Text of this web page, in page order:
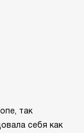
так
себя как